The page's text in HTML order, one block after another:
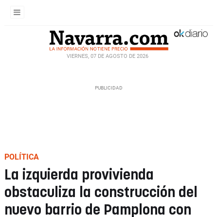
VIERNES, 07 DE AGOSTO DE 2026
POLÍTICA
La izquierda provivienda
obstaculiza la construcción del
nuevo barrio de Pamplona con